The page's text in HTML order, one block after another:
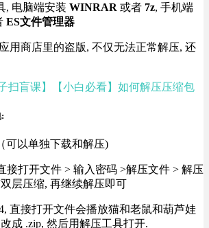
, 电脑端安装 WINRAR 或者 7z, 手机端
ES文件管理器
用商店里的盗版, 不仅无法正常解压, 还
子扫盲课】【小白必看】如何解压压缩包
可以单独下载和解压)
接打开文件 > 输入密码 >解压文件 > 解压
层压缩, 再继续解压即可
直接打开文件会播放猫和老鼠和葫芦娃
成 .zip, 然后用解压工具打开.